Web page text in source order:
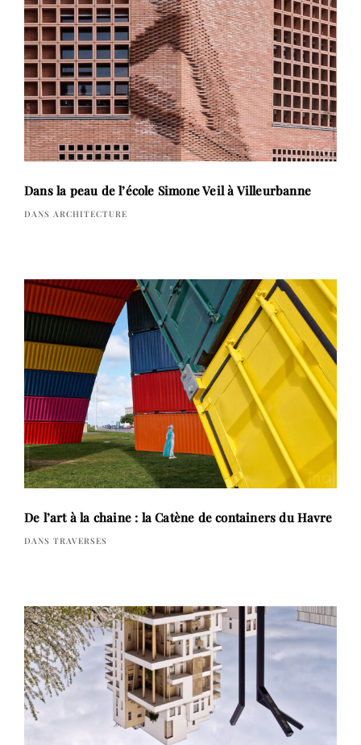
Dans la peau de l’école Simone Veil à Villeurbanne
DANS ARCHITECTURE
De l’art à la chaine : la Catène de containers du Havre
DANS TRAVERSES